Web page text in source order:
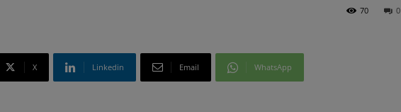
0
70
X Linkedin Email WhatsApp